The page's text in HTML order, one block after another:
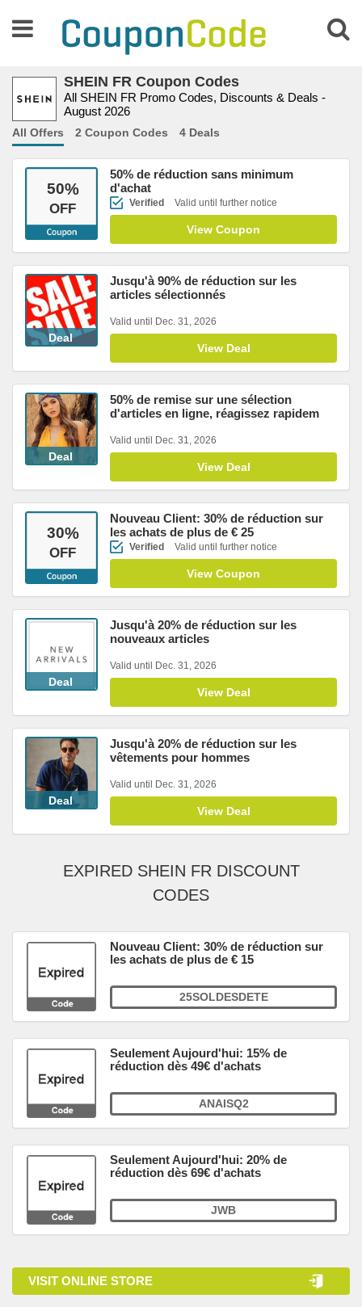
SHEIN FR Coupon Codes
All SHEIN FR Promo Codes, Discounts & Deals -
August 2026
All Offers 2 Coupon Codes 4 Deals
50%
OFF
50% de réduction sans minimum
d'achat
Verified Valid until further notice
View Coupon
Deal
Jusqu'à 90% de réduction sur les
articles sélectionnés
Valid until Dec. 31, 2026
View Deal
Deal
50% de remise sur une sélection
d'articles en ligne, réagissez rapidem
Valid until Dec. 31, 2026
View Deal
30%
OFF
Nouveau Client: 30% de réduction sur
les achats de plus de € 25
Verified Valid until further notice
View Coupon
Deal
Jusqu'à 20% de réduction sur les
nouveaux articles
Valid until Dec. 31, 2026
View Deal
Deal
Jusqu'à 20% de réduction sur les
vêtements pour hommes
Valid until Dec. 31, 2026
View Deal
EXPIRED SHEIN FR DISCOUNT
CODES
Nouveau Client: 30% de réduction sur
les achats de plus de € 15
25SOLDESDETE
Seulement Aujourd'hui: 15% de
réduction dès 49€ d'achats
ANAISQ2
Seulement Aujourd'hui: 20% de
réduction dès 69€ d'achats
JWB
VISIT ONLINE STORE